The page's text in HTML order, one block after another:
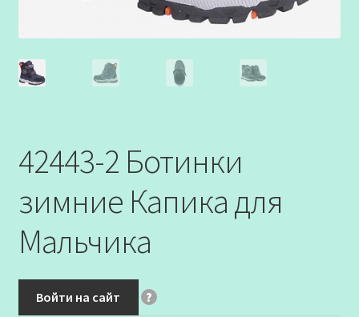
42443-2 Ботинки
зимние Капика для
Мальчика
Войти на сайт ?